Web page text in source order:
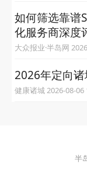
如何筛选靠
化服务商深度
大众报
2026年定向
健康诸城 2026-
半